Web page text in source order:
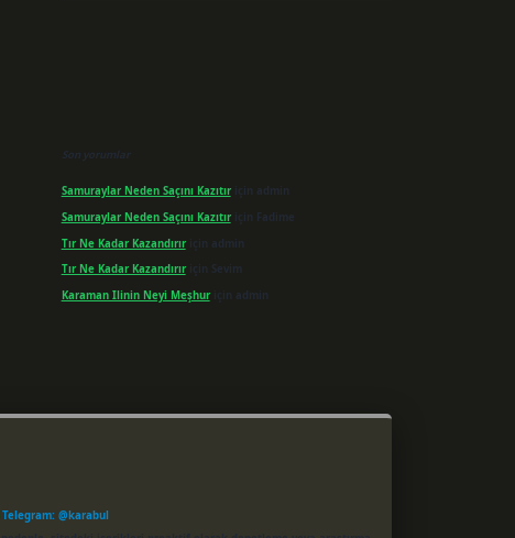
Son yorumlar
Samuraylar Neden Saçını Kazıtıriçin admin
Samuraylar Neden Saçını Kazıtıriçin Fadime
Tır Ne Kadar Kazandırıriçin admin
Tır Ne Kadar Kazandırıriçin Sevim
Karaman Ilinin Neyi Meşhuriçin admin
Telegram: @karabul